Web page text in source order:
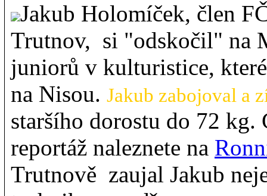
Jakub Holomíček, člen
Trutnov, si "odskočil" na
juniorů v kulturistice,
na Nisou. Jakub zabojoval a
staršího dorostu do 72
reportáž naleznete na
Trutnově zaujal Jakub